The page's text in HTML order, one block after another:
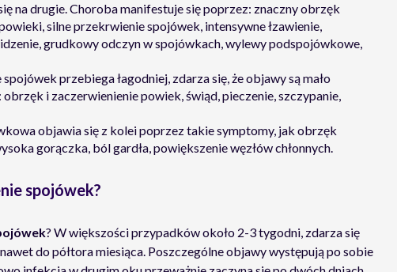
na drugie. Choroba manifestuje się poprzez: znaczny obrzęk
silne przekrwienie spojówek, intensywne łzawienie,
grudkowy odczyn w spojówkach, wylewy podspojówkowe,
przebiega łagodniej, zdarza się, że objawy są mało
obrzęk i zaczerwienienie powiek, świąd, pieczenie, szczypanie,
objawia się z kolei poprzez takie symptomy, jak obrzęk
gorączka, ból gardła, powiększenie węzłów chłonnych.
spojówek?
? W większości przypadków około 2-3 tygodni, zdarza się
do półtora miesiąca. Poszczególne objawy występują po sobie